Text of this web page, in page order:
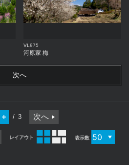
VL975
河原家 梅
次へ
3 次へ
レイアウト 表示数